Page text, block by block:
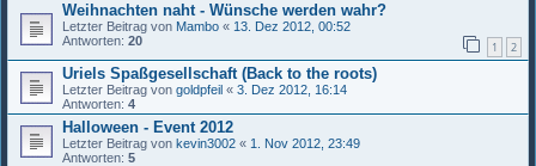
Weihnachten naht - Wünsche werden wahr?
Letzter Beitrag von Mambo « 13. Dez 2012, 00:52
Antworten: 20 1 2
Uriels Spaßgesellschaft (Back to the roots)
Letzter Beitrag von goldpfeil « 3. Dez 2012, 16:14
Antworten: 4
Halloween - Event 2012
Letzter Beitrag von kevin3002 « 1. Nov 2012, 23:49
Antworten: 5